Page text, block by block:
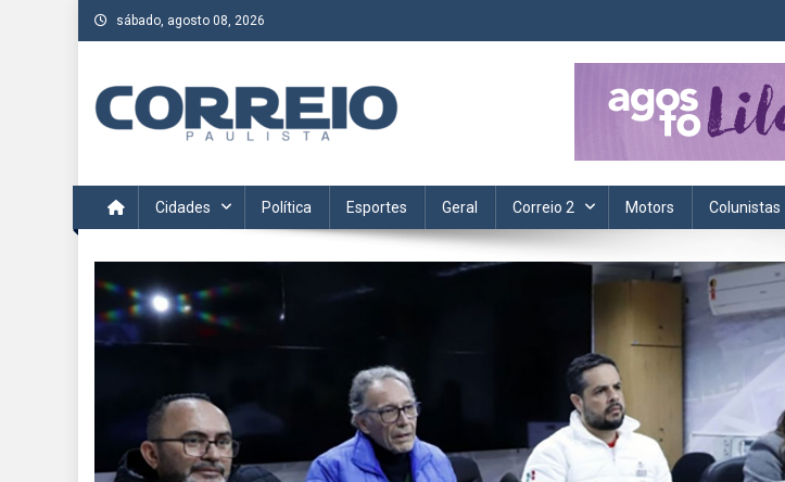
Skip
to
sábado, agosto 08, 2026
Acompanhe as últimas notícias da região no Correio Paulista. Informação, política, saúde,
Cidades Política Esportes Geral Correio 2 Motors Colunistas